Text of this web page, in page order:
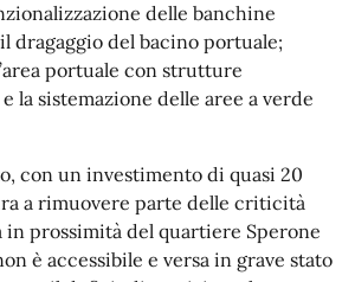
delle banchine
dragaggio del bacino portuale;
portuale con strutture
sistemazione delle aree a verde
con un investimento di quasi 20
a rimuovere parte delle criticità
in prossimità del quartiere Sperone
è accessibile e versa in grave stato